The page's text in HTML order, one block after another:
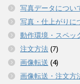
写真データについ
写真・仕上がりに
動作環境・スペッ
注文方法 (7)
画像転送 (4)
画像転送・注文方